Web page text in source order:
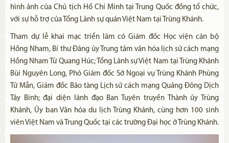
hình ảnh của Chủ tịch Hồ Chí Minh tại Trung Quốc đồng tổ chức,
với sự hỗ trợ của Tổng Lãnh sự quán Việt Nam tại Trùng Khánh.
Tham dự lễ khai mạc triển lãm có Giám đốc Học viện cán bộ
Hồng Nham, Bí thư Đảng ủy Trung tâm văn hóa lịch sử cách mạng
Hồng Nham Từ Quang Húc; Tổng Lãnh sự Việt Nam tại Trùng Khánh
Bùi Nguyên Long, Phó Giám đốc Sở Ngoại vụ Trùng Khánh Phùng
Tử Mẫn, Giám đốc Bảo tàng Lịch sử cách mạng Quảng Đông Dịch
Tây Binh; đại diện lãnh đạo Ban Tuyên truyền Thành ủy Trùng
Khánh, Ủy ban Văn hóa du lịch Trùng Khánh, cùng hơn 100 sinh
viên Việt Nam và Trung Quốc tại các trường Đại học ở Trùng Khánh.